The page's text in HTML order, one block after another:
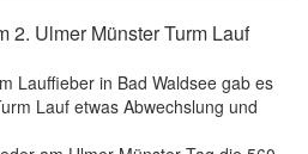
2. Ulmer Münster Turm Lauf
Lauffieber in Bad Waldsee gab es
Lauf etwas Abwechslung und